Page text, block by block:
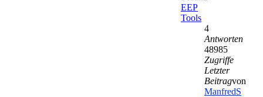
EEP
Tools
4
Antworten
48985
Zugriffe
Letzter
Beitragvon
ManfredS